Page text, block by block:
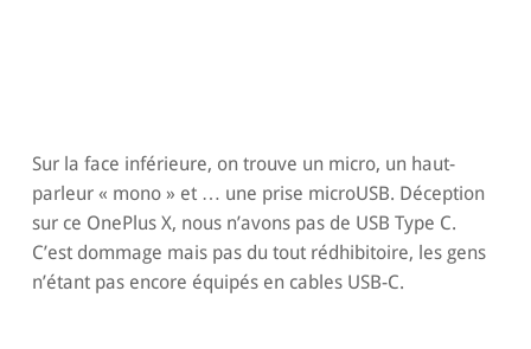
Sur la face inférieure, on trouve un micro, un haut-
parleur « mono » et … une prise microUSB. Déception
sur ce OnePlus X, nous n’avons pas de USB Type C.
C’est dommage mais pas du tout rédhibitoire, les gens
n’étant pas encore équipés en cables USB-C.